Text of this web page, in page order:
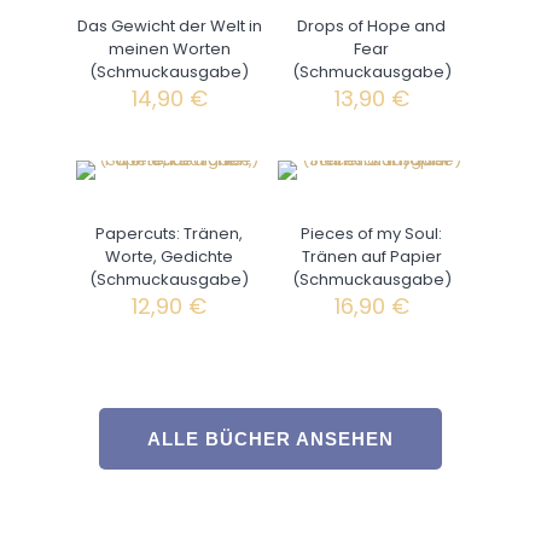
Das Gewicht der Welt in
meinen Worten
(Schmuckausgabe)
14,90 €
Drops of Hope and
Fear
(Schmuckausgabe)
13,90 €
Papercuts: Tränen,
Worte, Gedichte
(Schmuckausgabe)
12,90 €
Pieces of my Soul:
Tränen auf Papier
(Schmuckausgabe)
16,90 €
ALLE BÜCHER ANSEHEN